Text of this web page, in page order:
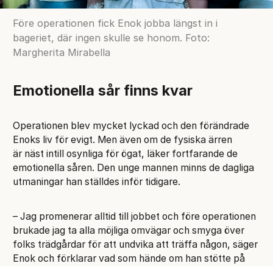
Före operationen fick Enok jobba längst in i
bageriet, där ingen skulle se honom. Foto:
Margherita Mirabella
Emotionella sår finns kvar
Operationen blev mycket lyckad och den förändrade
Enoks liv för evigt. Men även om de fysiska ärren
är näst intill osynliga för ögat, läker fortfarande de
emotionella såren. Den unge mannen minns de dagliga
utmaningar han ställdes inför tidigare.
– Jag promenerar alltid till jobbet och före operationen
brukade jag ta alla möjliga omvägar och smyga över
folks trädgårdar för att undvika att träffa någon, säger
Enok och förklarar vad som hände om han stötte på